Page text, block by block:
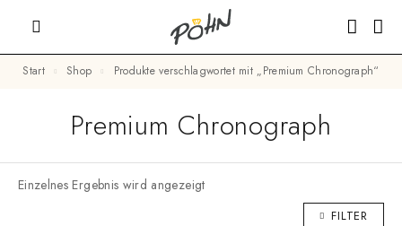
Start Shop Produkte verschlagwortet mit „Premium Chronograph“
Premium Chronograph
Einzelnes Ergebnis wird angezeigt
FILTER